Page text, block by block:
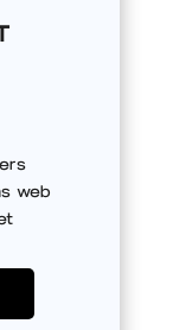
web